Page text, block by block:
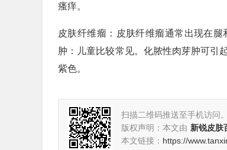
瘙痒。
皮肤纤维瘤：皮肤纤维瘤通常出现在
肿：儿童比较常见。化脓性肉芽肿可引
紫色。
扫描二维码推送至手机访问。
版权声明：本文由 新锐皮肤
本文链接： https://